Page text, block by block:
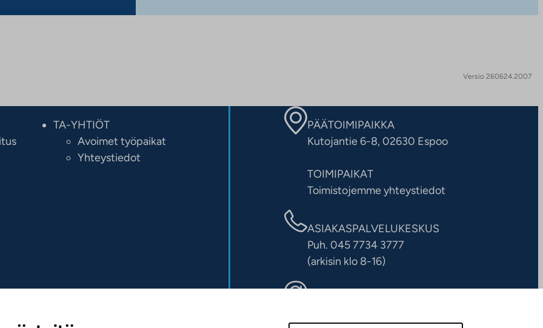
Versio 260624.2007
TA-YHTIÖT
Avoimet työpaikat
Yhteystiedot
PÄÄTOIMIPAIKKA
Kutojantie 6-8, 02630 Espoo
TOIMIPAIKAT
Toimistojemme yhteystiedot
ASIAKASPALVELUKESKUS
Puh. 045 7734 3777
(arkisin klo 8-16)